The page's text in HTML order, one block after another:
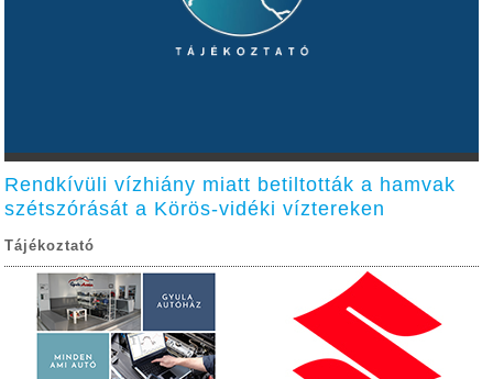
Rendkívüli vízhiány miatt betiltották a hamvak
szétszórását a Körös-vidéki víztereken
Tájékoztató